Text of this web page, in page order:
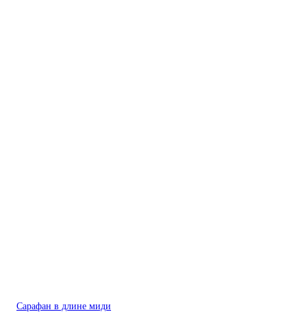
Сарафан в длине миди